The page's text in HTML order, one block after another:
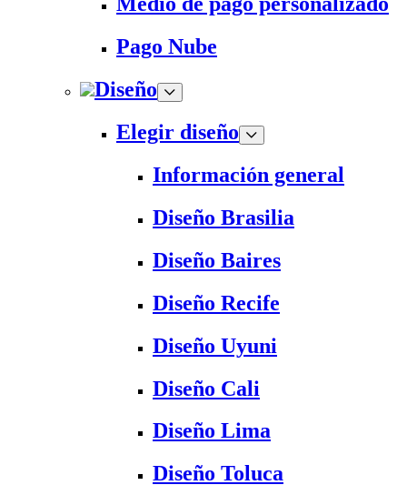
Pago Nube
Diseño
Elegir diseño
Información general
Diseño Brasilia
Diseño Baires
Diseño Recife
Diseño Uyuni
Diseño Cali
Diseño Lima
Diseño Toluca